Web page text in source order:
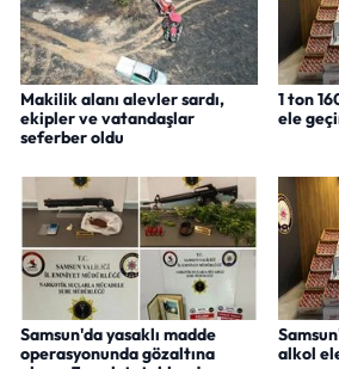
Makilik alanı alevler sardı,
ekipler ve vatandaşlar
seferber oldu
1 ton
ele
Samsun'da yasaklı madde
operasyonunda gözaltına
alkol